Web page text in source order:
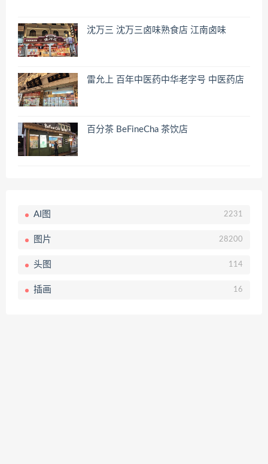
沈万三 沈万三卤味熟食店 江南卤味
雷允上 百年中医药中华老字号 中医药店
百分茶 BeFineCha 茶饮店
AI图 2231
图片 28200
头图 114
插画 16